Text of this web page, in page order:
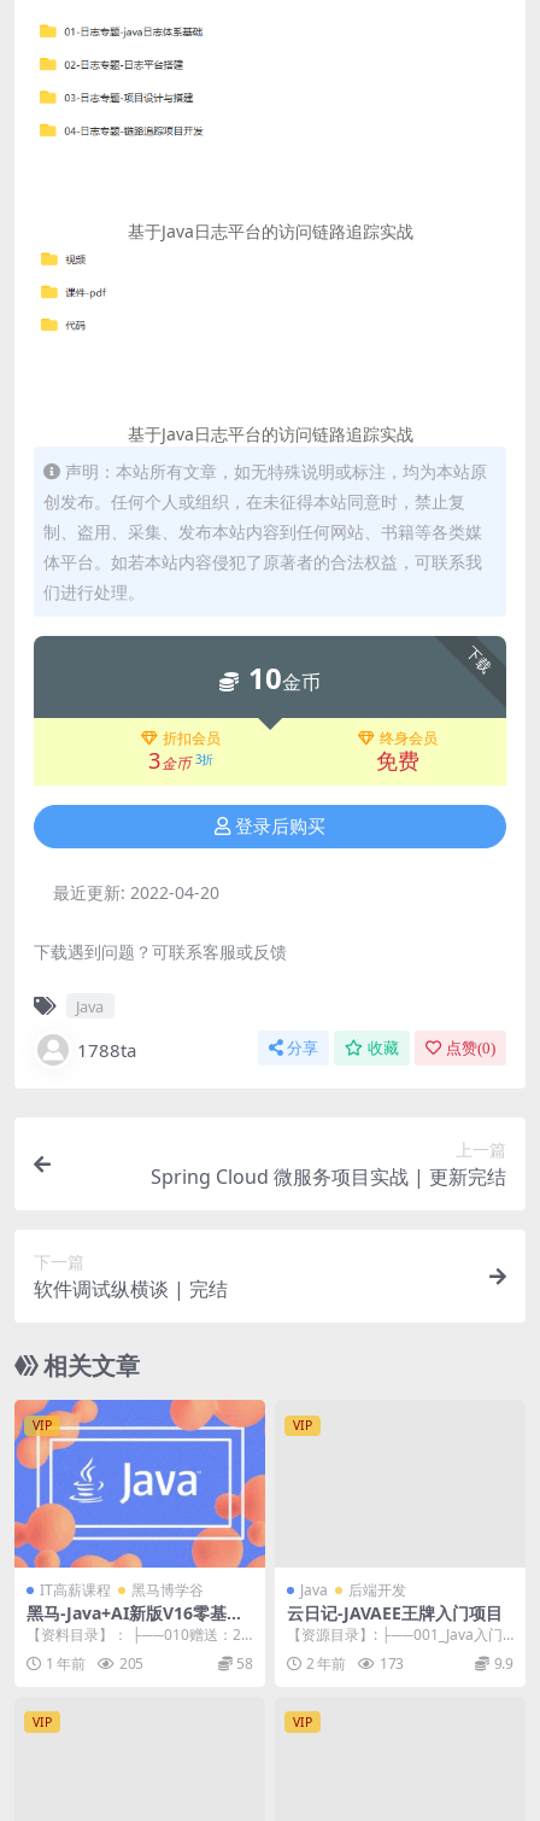
基于Java日志平台的访问链路追踪实战
基于Java日志平台的访问链路追踪实战
声明：本站所有文章，如无特殊说明或标注，均为本站原
创发布。任何个人或组织，在未征得本站同意时，禁止复
制、盗用、采集、发布本站内容到任何网站、书籍等各类媒
体平台。如若本站内容侵犯了原著者的合法权益，可联系我
们进行处理。
下载
10金币
折扣会员
3金币 3折
终身会员
免费
登录后购买
最近更新: 2022-04-20
下载遇到问题？可联系客服或反馈
Java
1788ta 分享 收藏 点赞(0)
上一篇
Spring Cloud 微服务项目实战 | 更新完结
下一篇
软件调试纵横谈 | 完结
相关文章
VIP
IT高薪课程 黑马博学谷
黑马-Java+AI新版V16零基础
就业班
【资料目录】： ├──010赠送：20
25新版JavaWeb+AI快速入门【独
立...1 年前 205 58
VIP
Java 后端开发
云日记-JAVAEE王牌入门项目
【资源目录】: ├──001_Java入门
级项目云日记.zip 311.74M...
2 年前 173 9.9
VIP VIP